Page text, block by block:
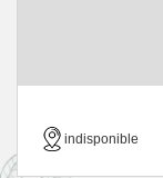
indisponible